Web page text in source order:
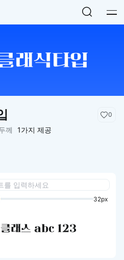
0
께 1가지 제공
32px
래스 abc 123